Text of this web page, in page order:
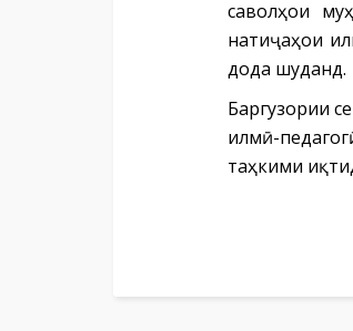
саволҳои
натиҷаҳои
дода шуданд.
Баргузории
илмӣ-
таҳкими